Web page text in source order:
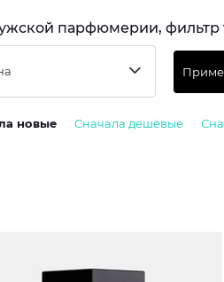
парфюмерии, фильтр
новые Сначала дешёвые